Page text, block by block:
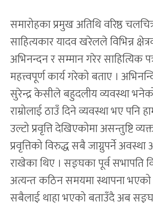
समारोहका प्रमुख अतिथि वरिष्ठ
साहित्यकार यादव खरेलले विभिन्न
अभिनन्दन र सम्मान गरेर साहित्यिक
महत्त्वपूर्ण कार्य गरेको बताए ।
सुरेन्द्र केसीले बहुदलीय व्यवस्था
राम्रोलाई ठाउँ दिने व्यवस्था भए पनि
उल्टो प्रवृत्ति देखिएकोमा असन्तुष्टि
प्रवृत्तिको विरुद्ध सबै जाग्नुपर्ने
राखेका थिए । सङ्घका पूर्व सभापति
अत्यन्त कठिन समयमा स्थापना
सबैलाई थाहा भएको बताउँदै अब